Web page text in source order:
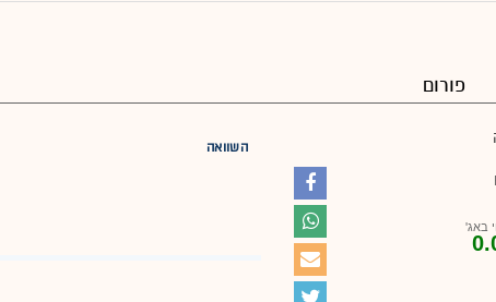
פורום
באג'
השוואה